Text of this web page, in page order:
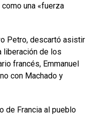
una «fuerza
Petro, descartó asistir
liberación de los
francés, Emmanuel
con Machado y
de Francia al pueblo